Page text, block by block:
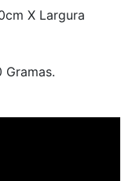
X Largura